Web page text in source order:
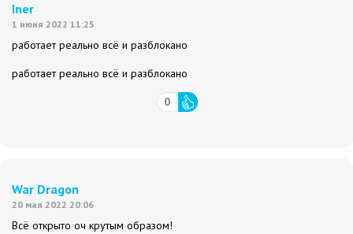
Iner
1 июня 2022 11:25
работает реально всё и разблокано
работает реально всё и разблокано
0
War Dragon
20 мая 2022 20:06
Всё открыто оч крутым образом!